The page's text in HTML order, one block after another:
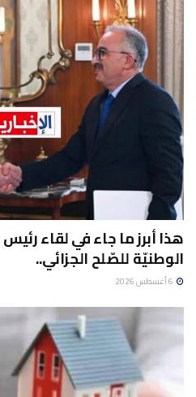
هذا أبرز ما جاء في لقاء
الوطنيّة للصّلح الجزائي..